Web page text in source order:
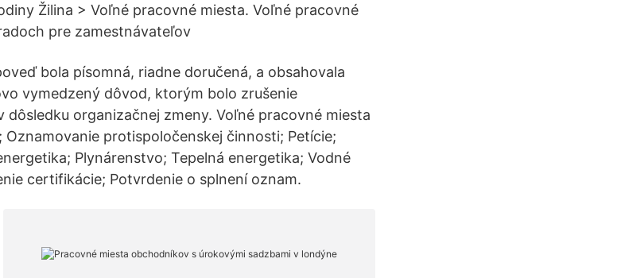
Žilina > Voľné pracovné miesta. Voľné pracovné
pre zamestnávateľov
bola písomná, riadne doručená, a obsahovala
vymedzený dôvod, ktorým bolo zrušenie
organizačnej zmeny. Voľné pracovné miesta
Oznamovanie protispoločenskej činnosti; Petície;
Plynárenstvo; Tepelná energetika; Vodné
certifikácie; Potvrdenie o splnení oznam.